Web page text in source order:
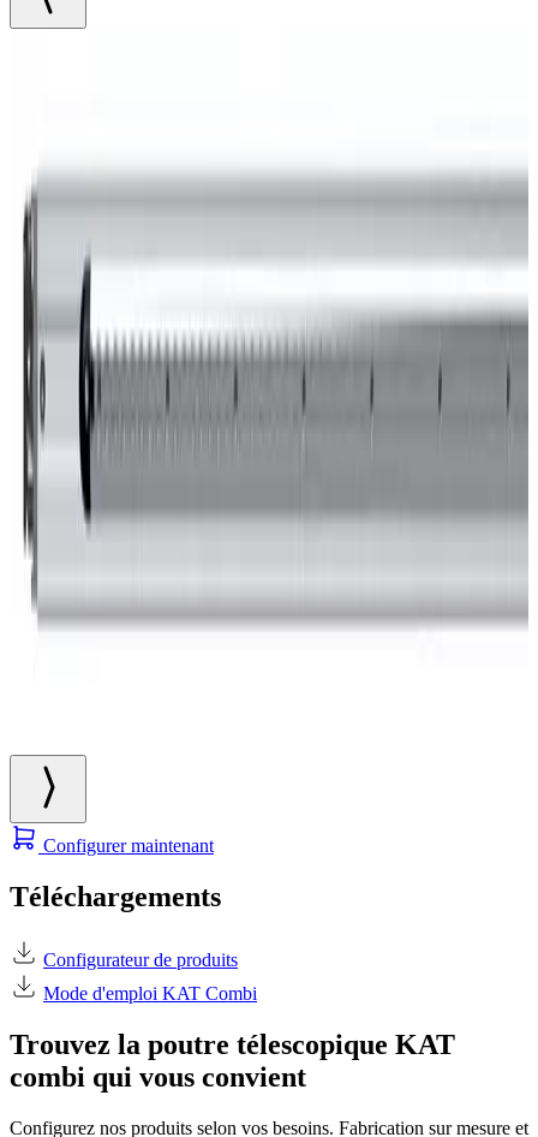
Configurer maintenant
Téléchargements
Configurateur de produits
Mode d'emploi KAT Combi
Trouvez la poutre télescopique KAT
combi qui vous convient
Configurez nos produits selon vos besoins. Fabrication sur mesure et